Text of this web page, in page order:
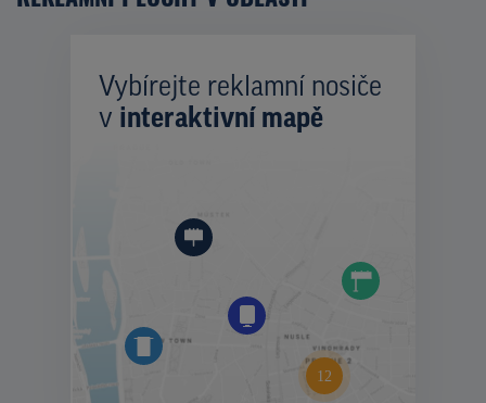
Vybírejte reklamní nosiče
v interaktivní mapě